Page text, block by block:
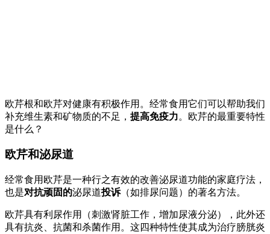
欧芹根和欧芹对健康有积极作用。经常食用它们可以帮助我们
补充维生素和矿物质的不足， 提高免疫力。欧芹的最重要特性
是什么？
欧芹和泌尿道
经常食用欧芹是一种行之有效的改善泌尿道功能的家庭疗法，
也是对抗顽固的泌尿道投诉（如排尿问题）的著名方法。
欧芹具有利尿作用（刺激肾脏工作，增加尿液分泌），此外还
具有抗炎、抗菌和杀菌作用。这四种特性使其成为治疗膀胱炎